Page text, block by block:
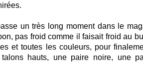
un très long moment dans le
pas froid comme il faisait froid au
et toutes les couleurs, pour
hauts, une paire noire, une